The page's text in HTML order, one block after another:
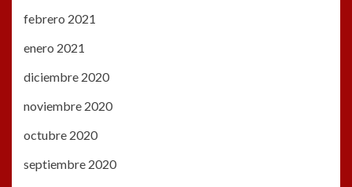
febrero 2021
enero 2021
diciembre 2020
noviembre 2020
octubre 2020
septiembre 2020